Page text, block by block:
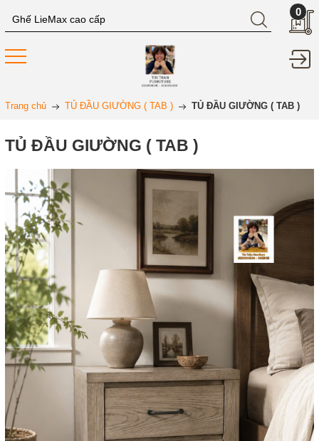
0
Trang chủ TỦ ĐẦU GIƯỜNG ( TAB ) TỦ ĐẦU GIƯỜNG ( TAB )
TỦ ĐẦU GIƯỜNG ( TAB )